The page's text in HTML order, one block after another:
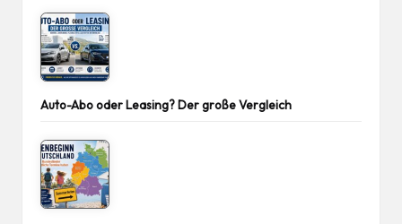
Auto-Abo oder Leasing? Der große Vergleich